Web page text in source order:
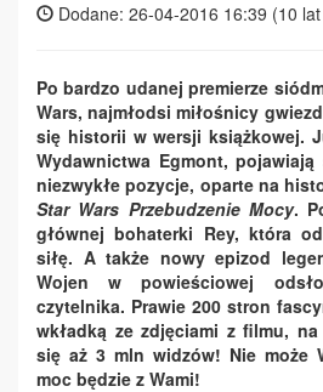
Dodane: 26-04-2016 16:39 (10
Po bardzo udanej premierze
Wars, najmłodsi miłośnicy
się historii w wersji książkowej.
Wydawnictwa Egmont,
niezwykłe pozycje, oparte na
Star Wars Przebudzenie Mocy.
głównej bohaterki Rey, która
siłę. A także nowy epizod
Wojen w powieściowej
czytelnika. Prawie 200 stron
wkładką ze zdjęciami z filmu,
się aż 3 mln widzów! Nie może
moc będzie z Wami!